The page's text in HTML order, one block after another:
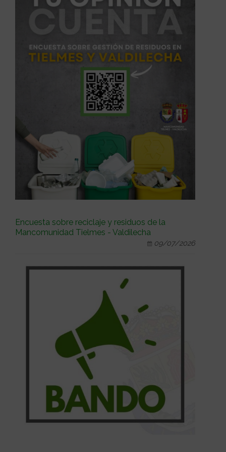
Encuesta sobre reciclaje y residuos de la
Mancomunidad Tielmes - Valdilecha
09/07/2026